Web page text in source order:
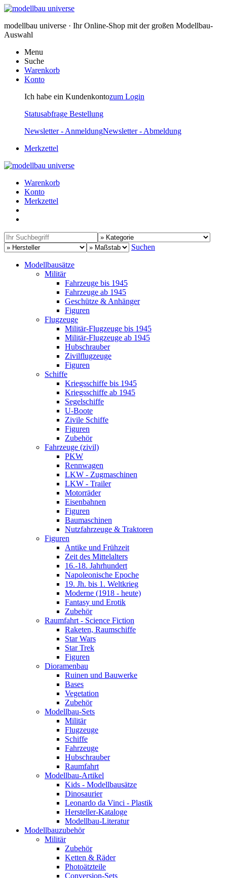
modellbau universe · Ihr Online-Shop mit der großen Modellbau-
Auswahl
Menu
Suche
Warenkorb
Konto
Ich habe ein Kundenkontozum Login
Statusabfrage Bestellung
Newsletter - AnmeldungNewsletter - Abmeldung
Merkzettel
Warenkorb
Konto
Merkzettel
Suchen
Modellbausätze
Militär
Fahrzeuge bis 1945
Fahrzeuge ab 1945
Geschütze & Anhänger
Figuren
Flugzeuge
Militär-Flugzeuge bis 1945
Militär-Flugzeuge ab 1945
Hubschrauber
Zivilflugzeuge
Figuren
Schiffe
Kriegsschiffe bis 1945
Kriegsschiffe ab 1945
Segelschiffe
U-Boote
Zivile Schiffe
Figuren
Zubehör
Fahrzeuge (zivil)
PKW
Rennwagen
LKW - Zugmaschinen
LKW - Trailer
Motorräder
Eisenbahnen
Figuren
Baumaschinen
Nutzfahrzeuge & Traktoren
Figuren
Antike und Frühzeit
Zeit des Mittelalters
16.-18. Jahrhundert
Napoleonische Epoche
19. Jh. bis 1. Weltkrieg
Moderne (1918 - heute)
Fantasy und Erotik
Zubehör
Raumfahrt - Science Fiction
Raketen, Raumschiffe
Star Wars
Star Trek
Figuren
Dioramenbau
Ruinen und Bauwerke
Bases
Vegetation
Zubehör
Modellbau-Sets
Militär
Flugzeuge
Schiffe
Fahrzeuge
Hubschrauber
Raumfahrt
Modellbau-Artikel
Kids - Modellbausätze
Dinosaurier
Leonardo da Vinci - Plastik
Hersteller-Kataloge
Modellbau-Literatur
Modellbauzubehör
Militär
Zubehör
Ketten & Räder
Photoätzteile
Conversion-Sets